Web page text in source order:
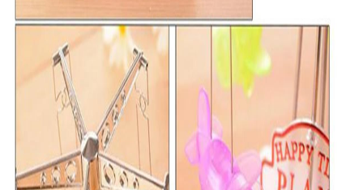
Ev Yaşam Kırtasiye
Kırtasiye > Sanatsal
Ev Yaşam Kırtasiye Ofis
Ev Yaşam Kırtasiye Ofis
Mobilyaları > Ofis
Moda > Cüzdanlar